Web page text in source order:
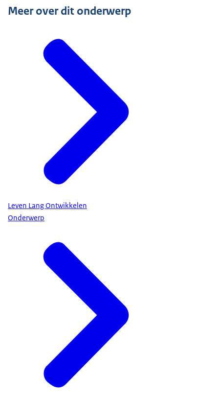
Meer over dit onderwerp
Leven Lang Ontwikkelen
Onderwerp